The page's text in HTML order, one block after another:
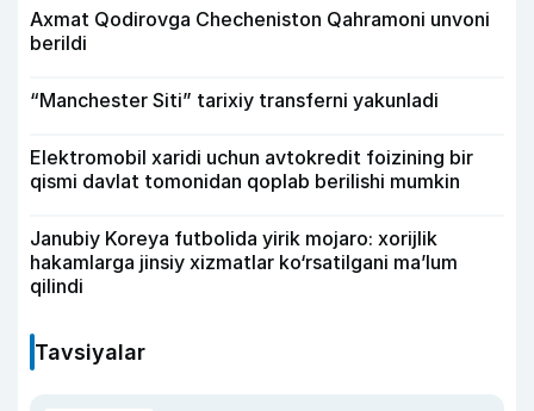
Axmat Qodirovga Checheniston Qahramoni unvoni
berildi
“Manchester Siti” tarixiy transferni yakunladi
Elektromobil xaridi uchun avtokredit foizining bir
qismi davlat tomonidan qoplab berilishi mumkin
Janubiy Koreya futbolida yirik mojaro: xorijlik
hakamlarga jinsiy xizmatlar ko‘rsatilgani ma’lum
qilindi
Tavsiyalar